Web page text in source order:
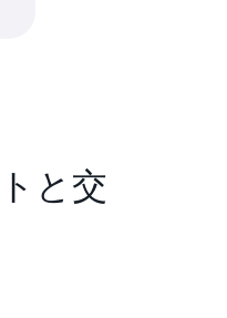
と交